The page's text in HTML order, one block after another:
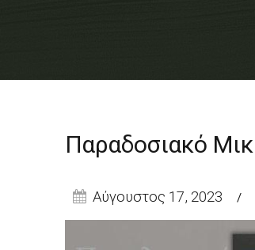
Παραδοσιακό
Αύγουστος 17, 2023